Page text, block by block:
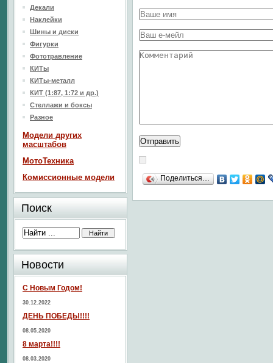
Поделиться…
Декали
Наклейки
Шины и диски
Фигурки
Фототравление
КИТы
КИТы-металл
КИТ (1:87, 1:72 и др.)
Стеллажи и боксы
Разное
Модели других
масштабов
МотоТехника
Комиссионные модели
Поиск
Новости
С Новым Годом!
30.12.2022
ДЕНЬ ПОБЕДЫ!!!!
08.05.2020
8 марта!!!!
08.03.2020